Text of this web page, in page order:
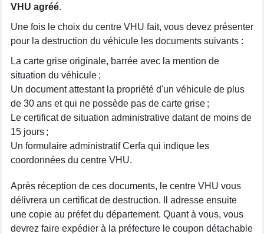
VHU agréé.
Une fois le choix du centre VHU fait, vous devez présenter
pour la destruction du véhicule les documents suivants :
La carte grise originale, barrée avec la mention de
situation du véhicule ;
Un document attestant la propriété d'un véhicule de plus
de 30 ans et qui ne possède pas de carte grise ;
Le certificat de situation administrative datant de moins de
15 jours ;
Un formulaire administratif Cerfa qui indique les
coordonnées du centre VHU.
Après réception de ces documents, le centre VHU vous
délivrera un certificat de destruction. Il adresse ensuite
une copie au préfet du département. Quant à vous, vous
devrez faire expédier à la préfecture le coupon détachable